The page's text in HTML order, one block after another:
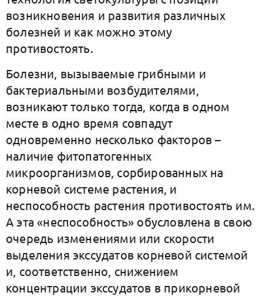
возникновения и развития различных
болезней и как можно этому
противостоять.
Болезни, вызываемые грибными и
бактериальными возбудителями,
возникают только тогда, когда в одном
месте в одно время совпадут
одновременно несколько факторов –
наличие фитопатогенных
микроорганизмов, сорбированных на
корневой системе растения, и
неспособность растения противостоять им.
А эта «неспособность» обусловлена в свою
очередь изменениями или скорости
выделения экссудатов корневой системой
и, соответственно, снижением
концентрации экссудатов в прикорневой